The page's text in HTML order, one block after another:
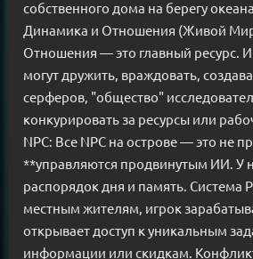
собственного дома на берегу
Динамика и Отношения (Живой
Отношения — это главный ресурс.
могут дружить, враждовать,
серферов, "общество"
конкурировать за ресурсы или
NPC: Все NPC на острове — это не
**управляются продвинутым ИИ. У
распорядок дня и память. Система
местным жителям, игрок
открывает доступ к уникальным
информации или скидкам.